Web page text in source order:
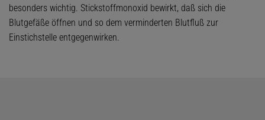
besonders wichtig. Stickstoffmonoxid bewirkt, daß sich die
Blutgefäße öffnen und so dem verminderten Blutfluß zur
Einstichstelle entgegenwirken.